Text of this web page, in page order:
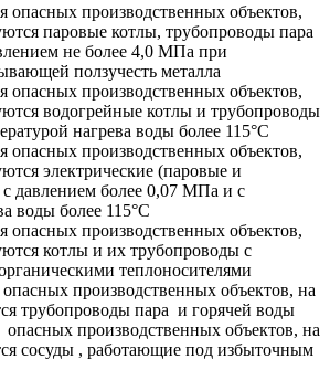
опасных производственных объектов,
паровые котлы, трубопроводы пара
не более 4,0 МПа при
ползучесть металла
опасных производственных объектов,
водогрейные котлы и трубопроводы
нагрева воды более 115°С
опасных производственных объектов,
электрические (паровые и
давлением более 0,07 МПа и с
воды более 115°С
опасных производственных объектов,
котлы и их трубопроводы с
теплоносителями
производственных объектов, на
трубопроводы пара и горячей воды
производственных объектов, на
сосуды , работающие под избыточным